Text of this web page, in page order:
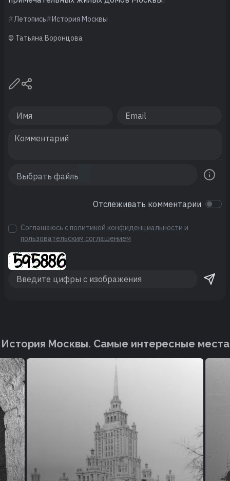
Летопись История Москвы
© Татьяна Воронцова
Отслеживать комментарии
Соглашаюсь с политикой конфиденциальности и
пользовательским соглашением
История Москвы. Cамые интересные места